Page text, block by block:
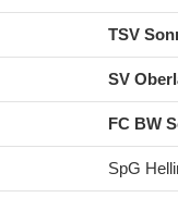
TSV
SV
FC BW
SpG